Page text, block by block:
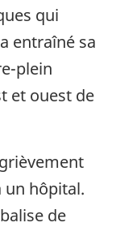
qui
entraîné sa
plein
et ouest de
un hôpital.
de